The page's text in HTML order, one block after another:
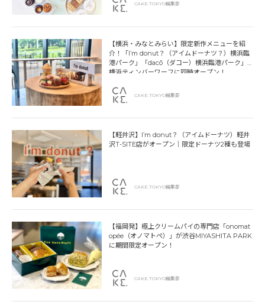
CAKE.TOKYO編集部
【横浜・みなとみらい】限定新作メニューを紹
介！「I’m donut？（アイムドーナツ？）横浜臨
港パーク」「dacō（ダコー）横浜臨港パーク」
横浜ティンバーワーフに同時オープン！
CAKE.TOKYO編集部
【軽井沢】I’m donut？（アイムドーナツ）軽井
沢T-SITE店がオープン｜限定ドーナツ2種も登場
CAKE.TOKYO編集部
【福岡発】極上クリームパイの専門店「onomat
opée（オノマトペ）」が渋谷MIYASHITA PARK
に期間限定オープン！
CAKE.TOKYO編集部